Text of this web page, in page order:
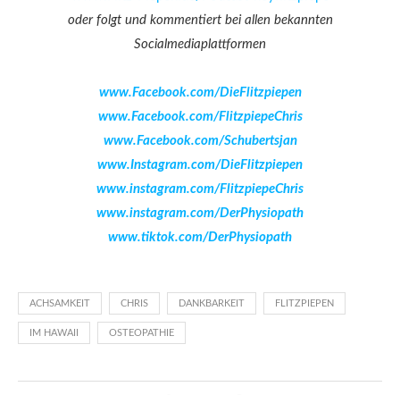
oder folgt und kommentiert bei allen bekannten
Socialmediaplattformen
www.Facebook.com/DieFlitzpiepen
www.Facebook.com/FlitzpiepeChris
www.Facebook.com/Schubertsjan
www.Instagram.com/DieFlitzpiepen
www.instagram.com/FlitzpiepeChris
www.instagram.com/DerPhysiopath
www.tiktok.com/DerPhysiopath
ACHSAMKEIT CHRIS DANKBARKEIT FLITZPIEPEN
IM HAWAII OSTEOPATHIE